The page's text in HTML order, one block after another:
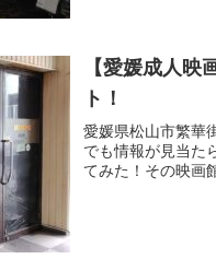
【愛媛成人
ト！
愛媛県松山市繁華
でも情報が見当た
てみた！その映画